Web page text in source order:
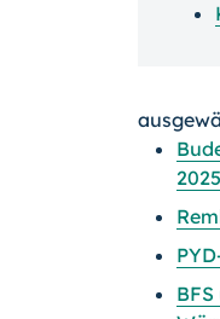
2025